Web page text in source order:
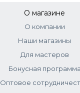
О магазине
О компании
Наши магазины
Для мастеров
Бонусная программа
Оптовое